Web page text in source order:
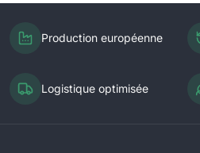
Production européenne
Logistique optimisée